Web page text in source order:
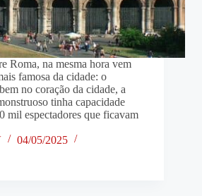
Roma, na mesma hora vem
famosa da cidade: o
no coração da cidade, a
tinha capacidade
mil espectadores que ficavam
04/05/2025